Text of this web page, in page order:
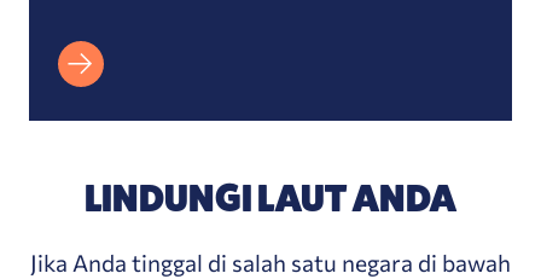
LINDUNGI LAUT ANDA
Jika Anda tinggal di salah satu negara di bawah